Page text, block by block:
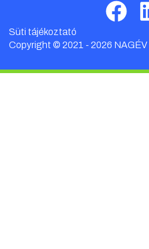
Süti tájékoztató
Copyright © 2021 - 2026 NAGÉV